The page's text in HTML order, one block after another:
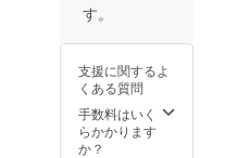
第ツ
という
形にな
る場合
があり
ます 期
す。
支援に関するよ
くある質問
手数料はいく
らかかります
か？